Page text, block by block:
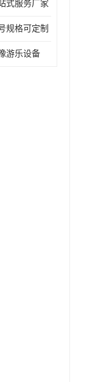
式服务厂家
规格可定制
游乐设备